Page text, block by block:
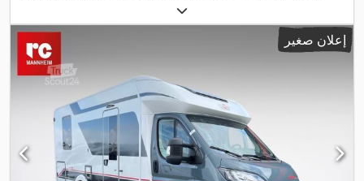
, لون:
الانبعاثات:يورو 6 , عدد المقاعد:3, سنة الصنع:2018, معدات:برنامج الثبات
الإلكتروني (ESP), تكييف الهواء, قفل مركزي, مرشح السخام, نظام
إعلان صغير